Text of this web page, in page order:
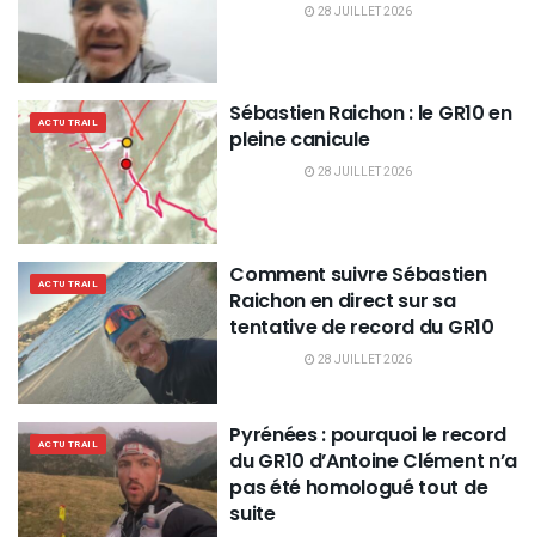
28 JUILLET 2026
ACTU TRAIL
Sébastien Raichon : le GR10 en
pleine canicule
28 JUILLET 2026
ACTU TRAIL
Comment suivre Sébastien
Raichon en direct sur sa
tentative de record du GR10
28 JUILLET 2026
ACTU TRAIL
Pyrénées : pourquoi le record
du GR10 d’Antoine Clément n’a
pas été homologué tout de
suite